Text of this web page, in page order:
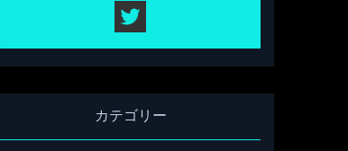
カテゴリー